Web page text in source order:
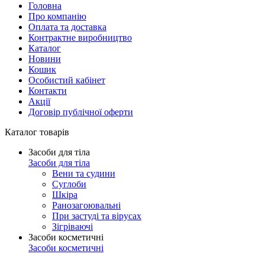
Головна
Про компанію
Оплата та доставка
Контрактне виробництво
Каталог
Новини
Кошик
Особистий кабінет
Контакти
Акції
Договір публічної оферти
Каталог товарів
Засоби для тіла
Засоби для тіла
Вени та судини
Суглоби
Шкіра
Ранозагоювальні
При застуді та вірусах
Зігріваючі
Засоби косметичні
Засоби косметичні